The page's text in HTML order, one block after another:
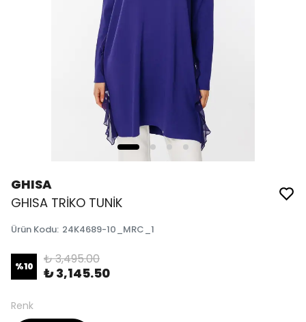
GHISA
GHISA TRİKO TUNİK
Ürün Kodu: 24K4689-10_MRC_1
%10 ₺ 3,495.00
₺ 3,145.50
Renk